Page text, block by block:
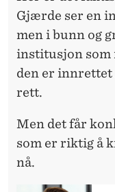
Gjærde ser en
men i bunn og
institusjon som
den er innrettet
rett.
Men det får
som er riktig å
nå.